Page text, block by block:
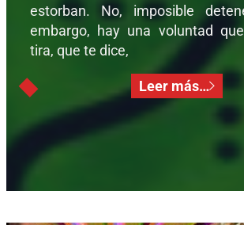
estorban. No, imposible
embargo, hay una voluntad
tira, que te dice,
Leer más…